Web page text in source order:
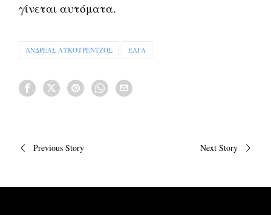
γίνεται αυτόματα.
ΑΝΔΡΕΑΣ ΛΥΚΟΥΡΕΝΤΖΟΣ ΕΛΓΑ
Πλοήγηση
Previous Story Next Story